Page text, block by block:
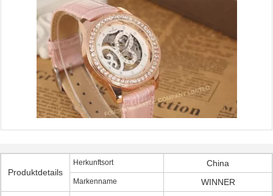
Produktdetails
Herkunftsort China
Markenname
WINNER